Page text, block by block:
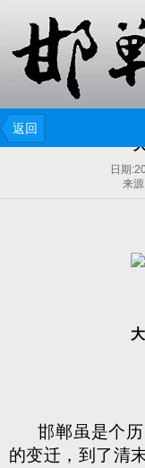
返回
日期:
来
邯郸虽是个
的变迁，到了清